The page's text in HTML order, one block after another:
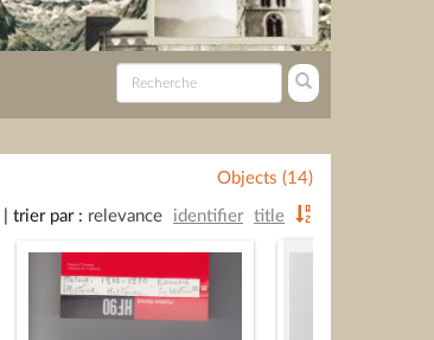
Objects (14)
trier par : relevance identifier title